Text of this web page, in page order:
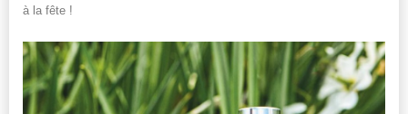
à la fête !